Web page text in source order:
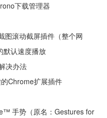
下载管理器
图滚动截屏插件（整个网
默认速度播放
决办法
Chrome扩展插件
手势（原名：Gestures for